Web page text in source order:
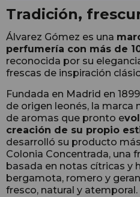
Tradición,
Álvarez Gómez es una
perfumería con más de
reconocida por su
frescas de inspiración
Fundada en Madrid en
de origen leonés, la marca
de aromas que pronto e
creación de su propio
desarrolló su producto
Colonia Concentrada, una
basada en notas cítricas y
bergamota, romero y
fresco, natural y atemporal.